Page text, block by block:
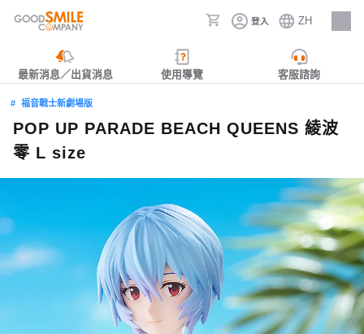
登入 ZH
人才招募
最新消息／出貨消息 使用導覽 客服諮詢
福音戰士新劇場版
POP UP PARADE BEACH QUEENS 綾波
零 L size